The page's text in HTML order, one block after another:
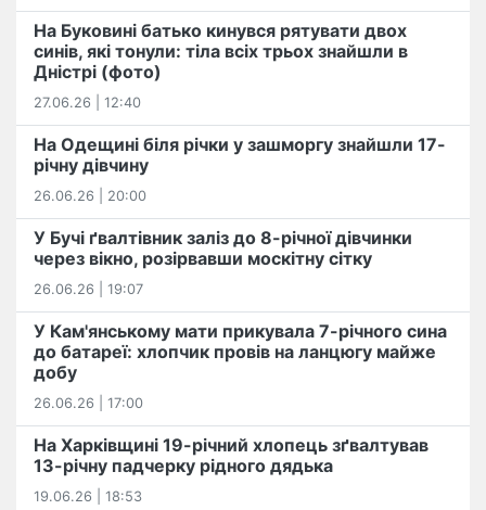
На Буковині батько кинувся рятувати двох
синів, які тонули: тіла всіх трьох знайшли в
Дністрі (фото)
27.06.26 | 12:40
На Одещині біля річки у зашморгу знайшли 17-
річну дівчину
26.06.26 | 20:00
У Бучі ґвалтівник заліз до 8-річної дівчинки
через вікно, розірвавши москітну сітку
26.06.26 | 19:07
У Кам'янському мати прикувала 7-річного сина
до батареї: хлопчик провів на ланцюгу майже
добу
26.06.26 | 17:00
На Харківщині 19-річний хлопець​ ️зґвалтував
13-річну падчерку рідного дядька
19.06.26 | 18:53